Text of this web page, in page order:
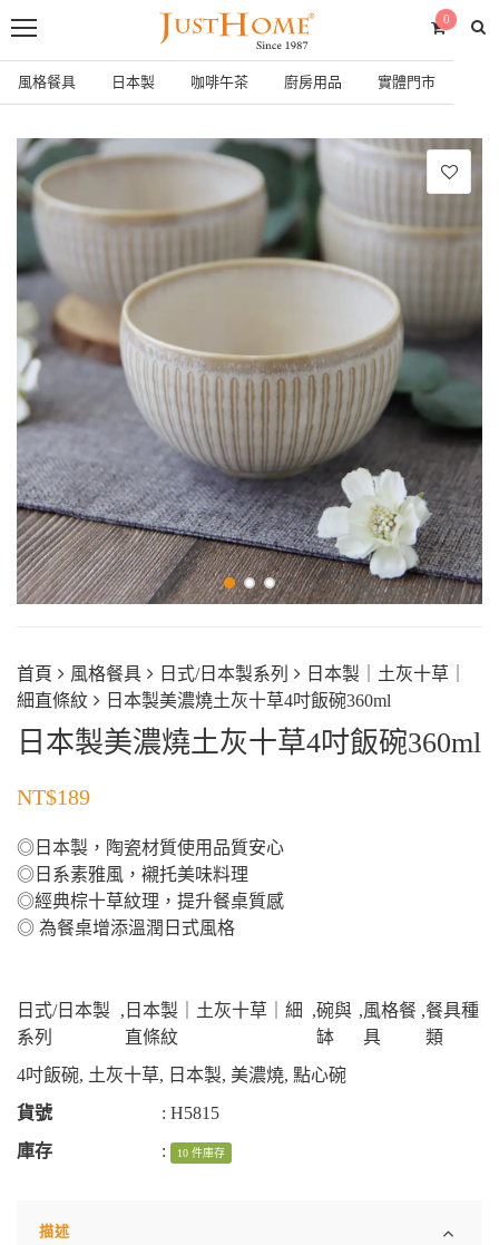
0
風格餐具 日本製 咖啡午茶 廚房用品 實體門市
首頁 風格餐具 日式/日本製系列
日本製｜土灰十草｜
細直條紋
日本製美濃燒土灰十草4吋飯碗360ml
日本製美濃燒土灰十草4吋飯碗360ml
NT$189
◎日本製，陶瓷材質使用品質安心
◎日系素雅風，襯托美味料理
◎經典棕十草紋理，提升餐桌質感
◎ 為餐桌增添溫潤日式風格
日式/日本製
系列
, 日本製｜土灰十草｜細
直條紋
,碗與
缽
,風格餐
具
,餐具種
類
4吋飯碗, 土灰十草, 日本製, 美濃燒, 點心碗
貨號
: H5815
庫存
: 10 件庫存
描述